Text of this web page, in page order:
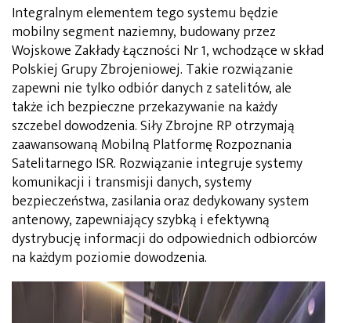
Integralnym elementem tego systemu będzie
mobilny segment naziemny, budowany przez
Wojskowe Zakłady Łączności Nr 1, wchodzące w skład
Polskiej Grupy Zbrojeniowej. Takie rozwiązanie
zapewni nie tylko odbiór danych z satelitów, ale
także ich bezpieczne przekazywanie na każdy
szczebel dowodzenia. Siły Zbrojne RP otrzymają
zaawansowaną Mobilną Platformę Rozpoznania
Satelitarnego ISR. Rozwiązanie integruje systemy
komunikacji i transmisji danych, systemy
bezpieczeństwa, zasilania oraz dedykowany system
antenowy, zapewniający szybką i efektywną
dystrybucję informacji do odpowiednich odbiorców
na każdym poziomie dowodzenia.